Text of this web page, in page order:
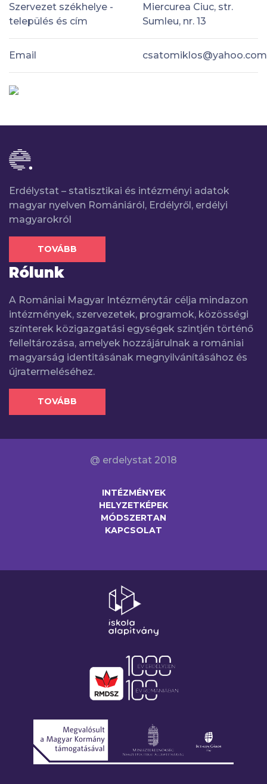
Szervezet székhelye -
település és cím
Miercurea Ciuc, str.
Sumleu, nr. 13
Email csatomiklos@yahoo.com
Erdélystat – statisztikai és intézményi adatok
magyar nyelven Romániáról, Erdélyről, erdélyi
magyarokról
TOVÁBB
Rólunk
A Romániai Magyar Intézménytár célja mindazon
intézmények, szervezetek, programok, közösségi
színterek közigazgatási egységek szintjén történő
felleltározása, amelyek hozzájárulnak a romániai
magyarság identitásának megnyilvánításához és
újratermeléséhez.
TOVÁBB
@ erdelystat 2018
INTÉZMÉNYEK
HELYZETKÉPEK
MÓDSZERTAN
KAPCSOLAT